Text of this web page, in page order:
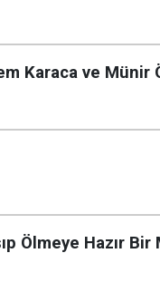
Karaca ve Münir
Ölmeye Hazır